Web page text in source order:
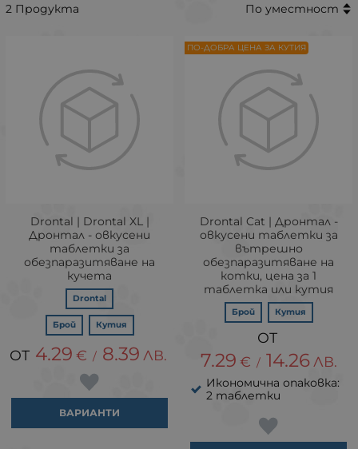
2 Продукта По уместност
Drontal | Drontal XL |
Дронтал - овкусени
таблетки за
обезпаразитяване на
кучета
Drontal
Брой Кутия
4.29 € / 8.39 ЛВ.
ВАРИАНТИ
Drontal Cat | Дронтал -
овкусени таблетки за
вътрешно
обезпаразитяване на
котки, цена за 1
таблетка или кутия
Брой Кутия
7.29 € / 14.26 ЛВ.
Икономична опаковка:
2 таблетки
ПО-ДОБРА ЦЕНА ЗА КУТИЯ